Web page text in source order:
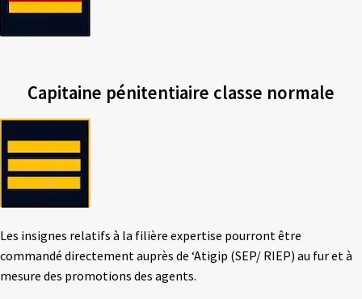
Capitaine pénitentiaire classe normale
Les insignes relatifs à la filière expertise pourront être
commandé directement auprès de ‘Atigip (SEP/ RIEP) au fur et à
mesure des promotions des agents.